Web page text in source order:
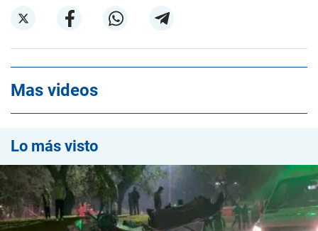
Mas videos
Lo más visto